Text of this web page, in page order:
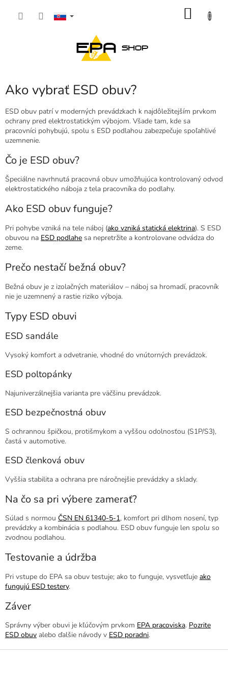
Ako vybrať ESD obuv?
ESD obuv patrí v moderných prevádzkach k najdôležitejším prvkom
ochrany pred elektrostatickým výbojom. Všade tam, kde sa
pracovníci pohybujú, spolu s ESD podlahou zabezpečuje spoľahlivé
uzemnenie.
Čo je ESD obuv?
Špeciálne navrhnutá pracovná obuv umožňujúca kontrolovaný odvod
elektrostatického náboja z tela pracovníka do podlahy.
Ako ESD obuv funguje?
Pri pohybe vzniká na tele náboj (ako vzniká statická elektrina). S ESD
obuvou na ESD podlahe sa nepretržite a kontrolovane odvádza do
zeme.
Prečo nestačí bežná obuv?
Bežná obuv je z izolačných materiálov – náboj sa hromadí, pracovník
nie je uzemnený a rastie riziko výboja.
Typy ESD obuvi
ESD sandále
Vysoký komfort a odvetranie, vhodné do vnútorných prevádzok.
ESD poltopánky
Najuniverzálnejšia varianta pre väčšinu prevádzok.
ESD bezpečnostná obuv
S ochrannou špičkou, protišmykom a vyššou odolnosťou (S1P/S3),
častá v automotive.
ESD členková obuv
Vyššia stabilita a ochrana pre náročnejšie prevádzky a sklady.
Na čo sa pri výbere zamerať?
Súlad s normou ČSN EN 61340-5-1, komfort pri dlhom nosení, typ
prevádzky a kombinácia s podlahou. ESD obuv funguje len spolu so
zvodnou podlahou.
Testovanie a údržba
Pri vstupe do EPA sa obuv testuje; ako to funguje, vysvetľuje ako
fungujú ESD testery.
Záver
Správny výber obuvi je kľúčovým prvkom EPA pracoviska. Pozrite
ESD obuv alebo ďalšie návody v ESD poradni.
Z